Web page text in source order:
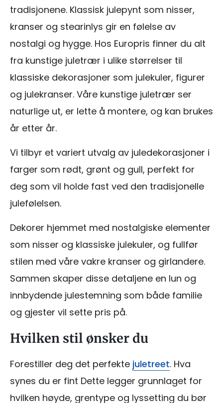
tradisjonene. Klassisk julepynt som nisser,
kranser og stearinlys gir en følelse av
nostalgi og hygge. Hos Europris finner du alt
fra kunstige juletrær i ulike størrelser til
klassiske dekorasjoner som julekuler, figurer
og julekranser. Våre kunstige juletrær ser
naturlige ut, er lette å montere, og kan brukes
år etter år.
Vi tilbyr et variert utvalg av juledekorasjoner i
farger som rødt, grønt og gull, perfekt for
deg som vil holde fast ved den tradisjonelle
julefølelsen.
Dekorer hjemmet med nostalgiske elementer
som nisser og klassiske julekuler, og fullfør
stilen med våre vakre kranser og girlandere.
Sammen skaper disse detaljene en lun og
innbydende julestemning som både familie
og gjester vil sette pris på.
Hvilken stil ønsker du
Forestiller deg det perfekte juletreet. Hva
synes du er fint Dette legger grunnlaget for
hvilken høyde, grentype og lyssetting du bør